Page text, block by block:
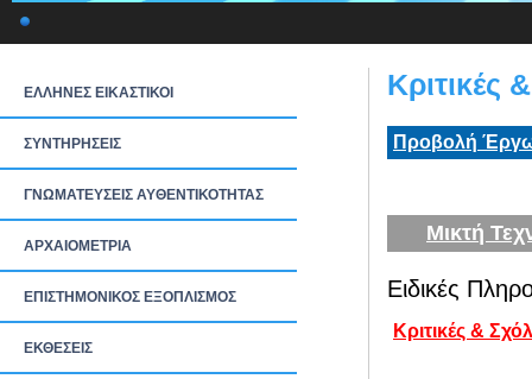
ΕΛΛΗΝΕΣ ΕΙΚΑΣΤΙΚΟΙ
ΣΥΝΤΗΡΗΣΕΙΣ
ΓΝΩΜΑΤΕΥΣΕΙΣ ΑΥΘΕΝΤΙΚΟΤΗΤΑΣ
ΑΡΧΑΙΟΜΕΤΡΙΑ
ΕΠΙΣΤΗΜΟΝΙΚΟΣ ΕΞΟΠΛΙΣΜΟΣ
ΕΚΘΕΣΕΙΣ
Κριτικές
Προβολή
Μικτή
Ειδικές
Κριτικές &